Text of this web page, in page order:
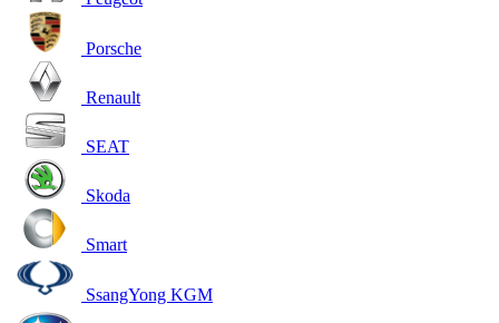
Porsche
Renault
SEAT
Skoda
Smart
SsangYong KGM